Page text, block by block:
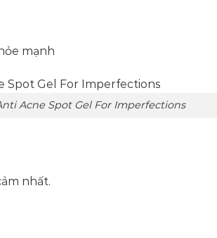
mạnh
Acne Spot Gel For Imperfections
nhất.